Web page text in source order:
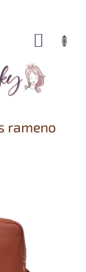
rameno